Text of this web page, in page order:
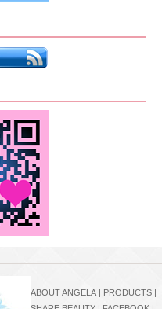
ABOUT ANGELA | PRODUCTS |